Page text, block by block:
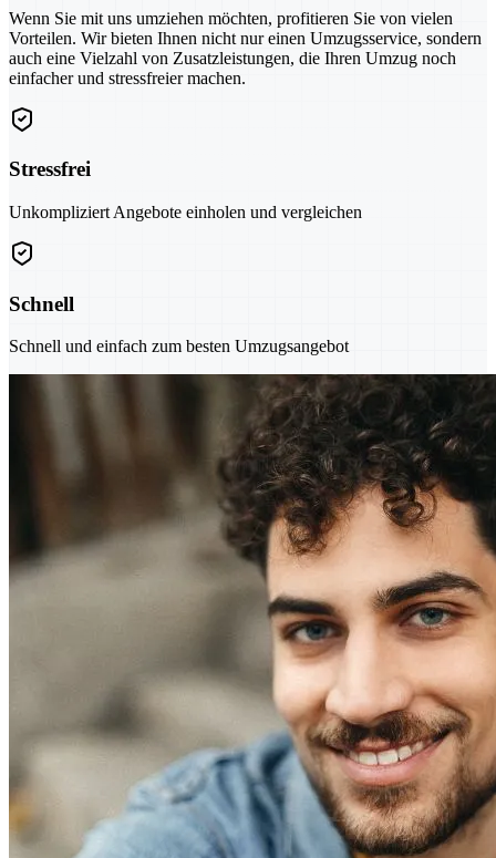
Wenn Sie mit uns umziehen möchten, profitieren Sie von vielen
Vorteilen. Wir bieten Ihnen nicht nur einen Umzugsservice, sondern
auch eine Vielzahl von Zusatzleistungen, die Ihren Umzug noch
einfacher und stressfreier machen.
Stressfrei
Unkompliziert Angebote einholen und vergleichen
Schnell
Schnell und einfach zum besten Umzugsangebot